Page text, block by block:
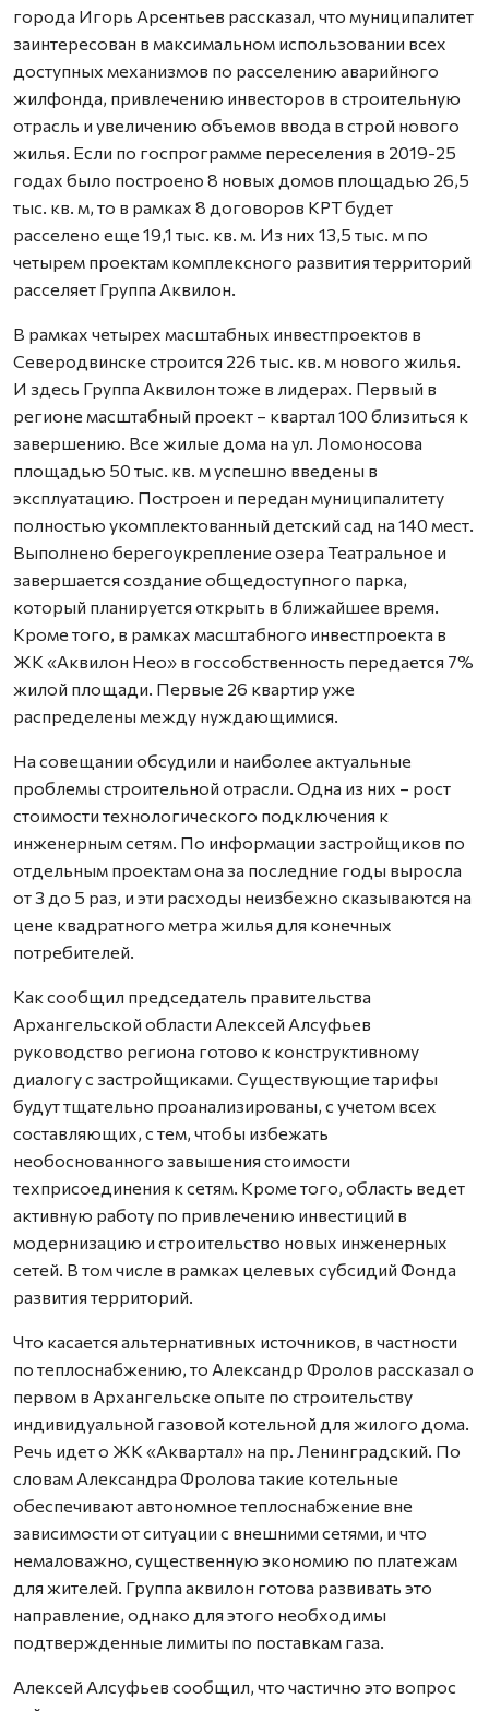
города Игорь Арсентьев рассказал, что муниципалитет
заинтересован в максимальном использовании всех
доступных механизмов по расселению аварийного
жилфонда, привлечению инвесторов в строительную
отрасль и увеличению объемов ввода в строй нового
жилья. Если по госпрограмме переселения в 2019-25
годах было построено 8 новых домов площадью 26,5
тыс. кв. м, то в рамках 8 договоров КРТ будет
расселено еще 19,1 тыс. кв. м. Из них 13,5 тыс. м по
четырем проектам комплексного развития территорий
расселяет Группа Аквилон.
В рамках четырех масштабных инвестпроектов в
Северодвинске строится 226 тыс. кв. м нового жилья.
И здесь Группа Аквилон тоже в лидерах. Первый в
регионе масштабный проект – квартал 100 близиться к
завершению. Все жилые дома на ул. Ломоносова
площадью 50 тыс. кв. м успешно введены в
эксплуатацию. Построен и передан муниципалитету
полностью укомплектованный детский сад на 140 мест.
Выполнено берегоукрепление озера Театральное и
завершается создание общедоступного парка,
который планируется открыть в ближайшее время.
Кроме того, в рамках масштабного инвестпроекта в
ЖК «Аквилон Нео» в госсобственность передается 7%
жилой площади. Первые 26 квартир уже
распределены между нуждающимися.
На совещании обсудили и наиболее актуальные
проблемы строительной отрасли. Одна из них – рост
стоимости технологического подключения к
инженерным сетям. По информации застройщиков по
отдельным проектам она за последние годы выросла
от 3 до 5 раз, и эти расходы неизбежно сказываются на
цене квадратного метра жилья для конечных
потребителей.
Как сообщил председатель правительства
Архангельской области Алексей Алсуфьев
руководство региона готово к конструктивному
диалогу с застройщиками. Существующие тарифы
будут тщательно проанализированы, с учетом всех
составляющих, с тем, чтобы избежать
необоснованного завышения стоимости
техприсоединения к сетям. Кроме того, область ведет
активную работу по привлечению инвестиций в
модернизацию и строительство новых инженерных
сетей. В том числе в рамках целевых субсидий Фонда
развития территорий.
Что касается альтернативных источников, в частности
по теплоснабжению, то Александр Фролов рассказал о
первом в Архангельске опыте по строительству
индивидуальной газовой котельной для жилого дома.
Речь идет о ЖК «Аквартал» на пр. Ленинградский. По
словам Александра Фролова такие котельные
обеспечивают автономное теплоснабжение вне
зависимости от ситуации с внешними сетями, и что
немаловажно, существенную экономию по платежам
для жителей. Группа аквилон готова развивать это
направление, однако для этого необходимы
подтвержденные лимиты по поставкам газа.
Алексей Алсуфьев сообщил, что частично это вопрос